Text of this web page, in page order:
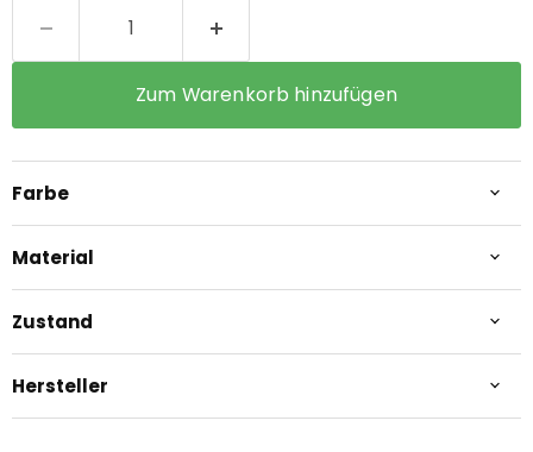
Zum Warenkorb hinzufügen
Farbe
Material
Zustand
Hersteller